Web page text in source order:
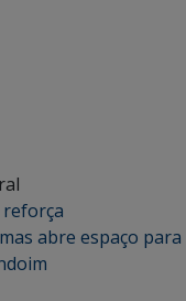
reforça
abre espaço para